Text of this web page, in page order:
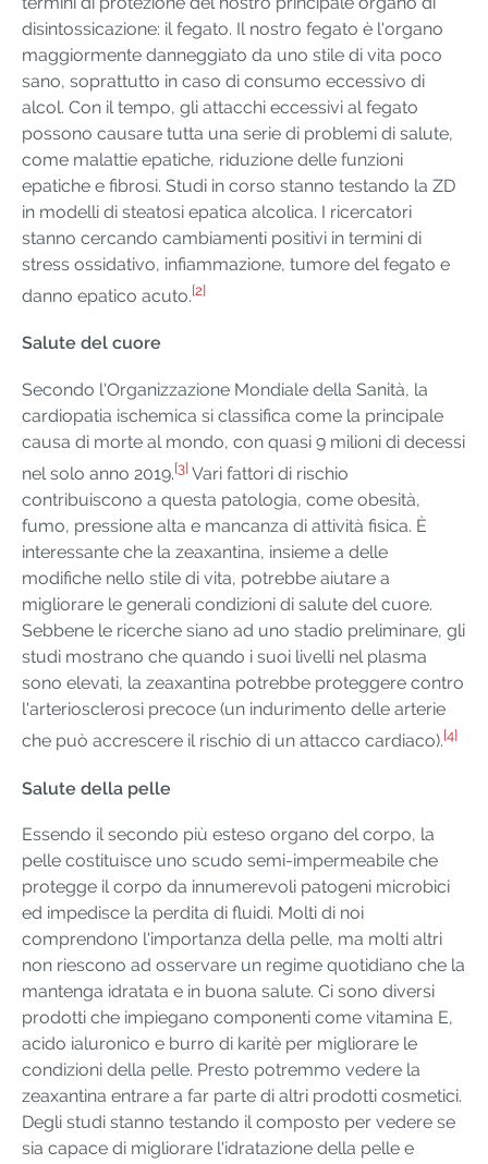
disintossicazione: il fegato. Il nostro fegato è l'organo
maggiormente danneggiato da uno stile di vita poco
sano, soprattutto in caso di consumo eccessivo di
alcol. Con il tempo, gli attacchi eccessivi al fegato
possono causare tutta una serie di problemi di salute,
come malattie epatiche, riduzione delle funzioni
epatiche e fibrosi. Studi in corso stanno testando la ZD
in modelli di steatosi epatica alcolica. I ricercatori
stanno cercando cambiamenti positivi in termini di
stress ossidativo, infiammazione, tumore del fegato e
danno epatico acuto.[2]
Salute del cuore
Secondo l'Organizzazione Mondiale della Sanità, la
cardiopatia ischemica si classifica come la principale
causa di morte al mondo, con quasi 9 milioni di decessi
nel solo anno 2019.[3] Vari fattori di rischio
contribuiscono a questa patologia, come obesità,
fumo, pressione alta e mancanza di attività fisica. È
interessante che la zeaxantina, insieme a delle
modifiche nello stile di vita, potrebbe aiutare a
migliorare le generali condizioni di salute del cuore.
Sebbene le ricerche siano ad uno stadio preliminare, gli
studi mostrano che quando i suoi livelli nel plasma
sono elevati, la zeaxantina potrebbe proteggere contro
l'arteriosclerosi precoce (un indurimento delle arterie
che può accrescere il rischio di un attacco cardiaco).[4]
Salute della pelle
Essendo il secondo più esteso organo del corpo, la
pelle costituisce uno scudo semi-impermeabile che
protegge il corpo da innumerevoli patogeni microbici
ed impedisce la perdita di fluidi. Molti di noi
comprendono l'importanza della pelle, ma molti altri
non riescono ad osservare un regime quotidiano che la
mantenga idratata e in buona salute. Ci sono diversi
prodotti che impiegano componenti come vitamina E,
acido ialuronico e burro di karitè per migliorare le
condizioni della pelle. Presto potremmo vedere la
zeaxantina entrare a far parte di altri prodotti cosmetici.
Degli studi stanno testando il composto per vedere se
sia capace di migliorare l'idratazione della pelle e